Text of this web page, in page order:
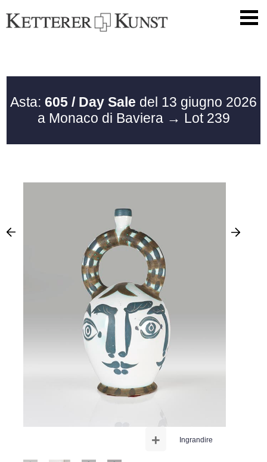
Asta: 605 / Day Sale del 13 giugno 2026
a Monaco di Baviera → Lot 239
Ingrandire
+